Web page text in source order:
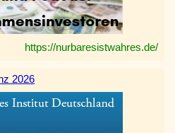
https://nurbaresistwahres.de/
2026